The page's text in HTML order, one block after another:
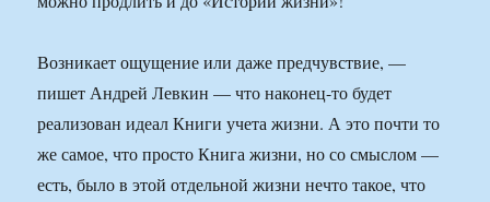
Возникает ощущение или даже предчувствие, —
пишет Андрей Левкин — что наконец-то будет
реализован идеал Книги учета жизни. А это почти то
же самое, что просто Книга жизни, но со смыслом —
есть, было в этой отдельной жизни нечто такое, что